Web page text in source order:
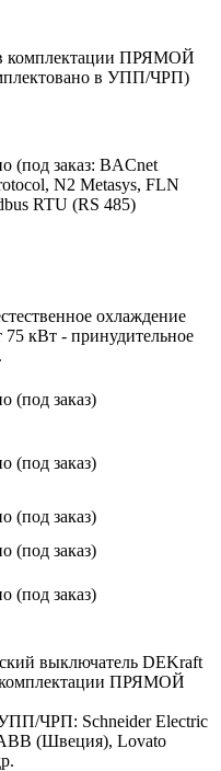
комплектации ПРЯМОЙ
в УПП/ЧРП)
(под заказ: BACnet
N2 Metasys, FLN
RTU (RS 485)
охлаждение
75 кВт - принудительное
(под заказ)
(под заказ)
(под заказ)
(под заказ)
(под заказ)
выключатель DEKraft
комплектации ПРЯМОЙ
ЧРП: Schneider Electric
(Швеция), Lovato